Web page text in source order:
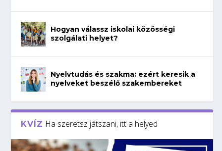
Hogyan válassz iskolai közösségi
szolgálati helyet?
Nyelvtudás és szakma: ezért keresik a
nyelveket beszélő szakembereket
KVÍZ Ha szeretsz játszani, itt a helyed